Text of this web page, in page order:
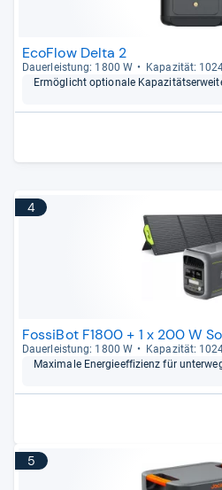
EcoFlow Delta 2
Dau­er­leis­tung: 1800 W Kapa­zi­tät:
Ermög­licht optio­nale
4
FossiBot F1800 + 1 x 200 W
Dau­er­leis­tung: 1800 W Kapa­zi­tät:
Maxi­male Ener­gie­ef­fi­zi­enz für
5